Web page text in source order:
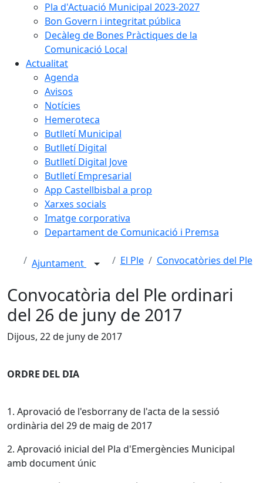
Pla d'Actuació Municipal 2023-2027
Bon Govern i integritat pública
Decàleg de Bones Pràctiques de la
Comunicació Local
Actualitat
Agenda
Avisos
Notícies
Hemeroteca
Butlletí Municipal
Butlletí Digital
Butlletí Digital Jove
Butlletí Empresarial
App Castellbisbal a prop
Xarxes socials
Imatge corporativa
Departament de Comunicació i Premsa
Ajuntament El Ple Convocatòries del Ple
Convocatòria del Ple ordinari
del 26 de juny de 2017
Dijous, 22 de juny de 2017
ORDRE DEL DIA
1. Aprovació de l'esborrany de l'acta de la sessió
ordinària del 29 de maig de 2017
2. Aprovació inicial del Pla d'Emergències Municipal
amb document únic